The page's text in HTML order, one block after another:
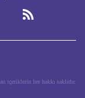
içeriklerin her hakkı saklıdır.